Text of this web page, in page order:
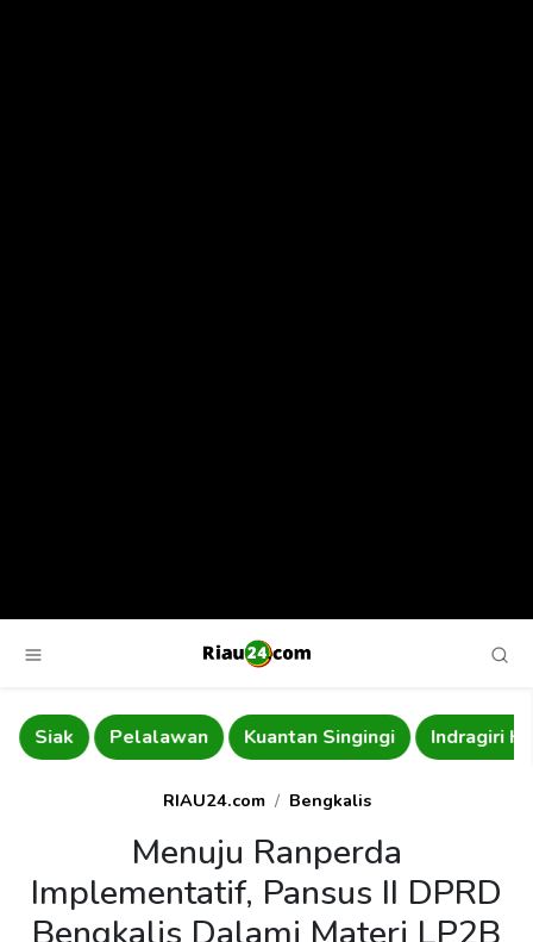
Siak Pelalawan Kuantan Singingi Indragiri
RIAU24.com Bengkalis
Menuju Ranperda
Implementatif, Pansus II DPRD